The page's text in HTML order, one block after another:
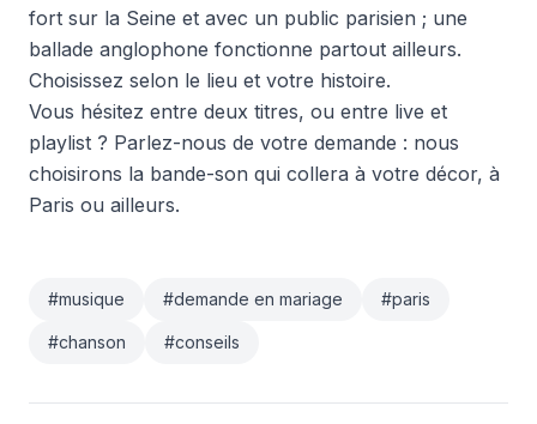
fort sur la Seine et avec un public parisien ; une
ballade anglophone fonctionne partout ailleurs.
Choisissez selon le lieu et votre histoire.
Vous hésitez entre deux titres, ou entre live et
playlist ? Parlez-nous de votre demande : nous
choisirons la bande-son qui collera à votre décor, à
Paris ou ailleurs.
#musique #demande en mariage #paris
#chanson #conseils